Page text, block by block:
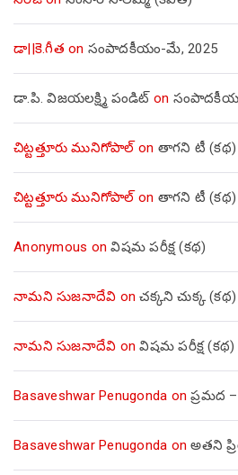
డా||కె.గీత on సంపాదకీయం-మే, 2025
డా.పి. విజయలక్ష్మి పండిట్ on
చిట్టత్తూరు మునిగోపాల్on తాగని టీ (కథ)
చిట్టత్తూరు మునిగోపాల్on తాగని టీ (కథ)
Anonymous onవిషమ పరీక్ష (క‌థ‌)
నామని సుజనాదేవి onచక్కని చుక్క (కథ)
నామని సుజనాదేవి onవిషమ పరీక్ష (క‌థ‌)
Basaveshwar Penugonda onప్రమద
Basaveshwar Penugonda onఅతని